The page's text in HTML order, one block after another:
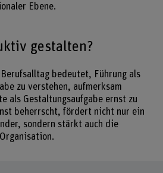
Ebene.
gestalten?
bedeutet, Führung als
zu verstehen, aufmerksam
als Gestaltungsaufgabe ernst zu
beherrscht, fördert nicht nur ein
sondern stärkt auch die